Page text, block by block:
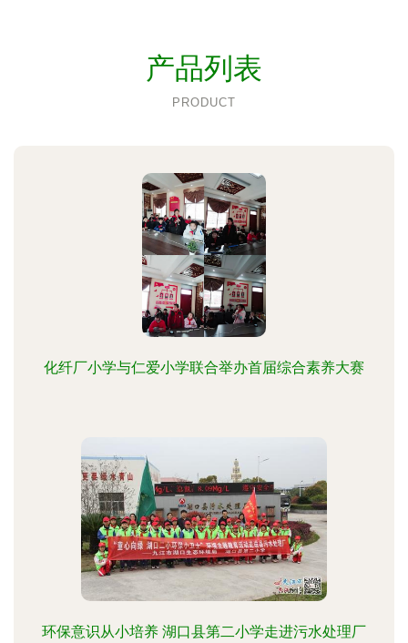
产品列表
PRODUCT
化纤厂小学与仁爱小学联合举办首届综合素养大赛
环保意识从小培养 湖口县第二小学走进污水处理厂